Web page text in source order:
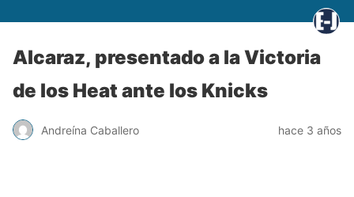
Alcaraz, presentado a la Victoria
de los Heat ante los Knicks
Andreína Caballero hace 3 años